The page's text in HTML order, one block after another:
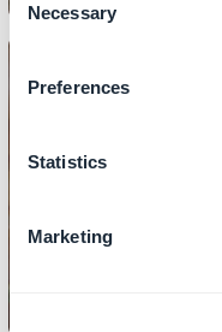
Selection
Necessary
Preferences
Statistics
Marketing
Hur man